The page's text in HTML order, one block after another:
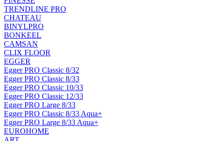
TRENDLINE PRO
CHATEAU
BINYLPRO
BONKEEL
CAMSAN
CLIX FLOOR
EGGER
Egger PRO Classic 8/32
Egger PRO Classic 8/33
Egger PRO Classic 10/33
Egger PRO Classic 12/33
Egger PRO Large 8/33
Egger PRO Classic 8/33 Aqua+
Egger PRO Large 8/33 Aqua+
EUROHOME